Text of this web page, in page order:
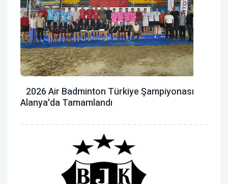
2026 Air Badminton Türkiye Şampiyonası
Alanya'da Tamamlandı